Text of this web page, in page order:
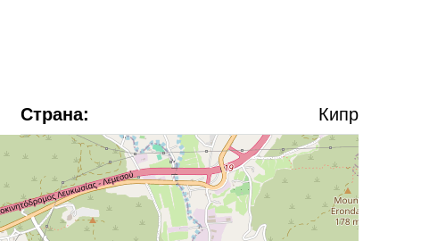
Страна: Кипр